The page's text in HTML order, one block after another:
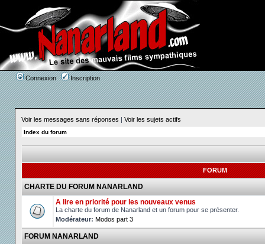
Connexion Inscription
Voir les messages sans réponses | Voir les sujets actifs
Index du forum
FORUM
CHARTE DU FORUM NANARLAND
A lire en priorité pour les nouveaux venus
La charte du forum de Nanarland et un forum pour se présenter.
Modérateur: Modos part 3
FORUM NANARLAND